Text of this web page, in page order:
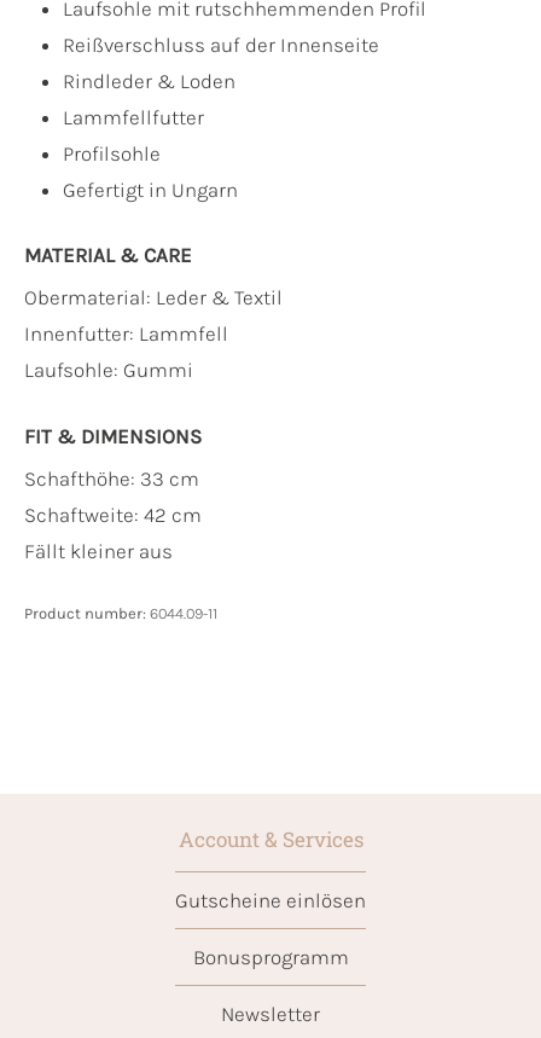
Laufsohle mit rutschhemmenden Profil
Reißverschluss auf der Innenseite
Rindleder & Loden
Lammfellfutter
Profilsohle
Gefertigt in Ungarn
MATERIAL & CARE
Obermaterial: Leder & Textil
Innenfutter: Lammfell
Laufsohle: Gummi
FIT & DIMENSIONS
Schafthöhe: 33 cm
Schaftweite: 42 cm
Fällt kleiner aus
Product number: 6044.09-11
Account & Services
Gutscheine einlösen
Bonusprogramm
Newsletter